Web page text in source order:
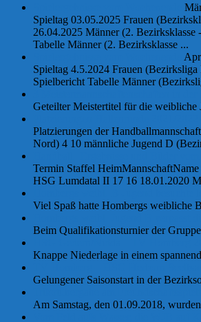
Spieltag 03.05.2025 Frauen
26.04.2025 Männer (2.
Tabelle Männer (2. Bezirksklasse ...
Spieltag 4.5.2024 Frauen
Spielbericht Tabelle Männer
Geteilter Meistertitel für die weibliche
Platzierungen der
Nord) 4 10 männliche Jugend D
Termin Staffel
HSG Lumdatal II 17 16 18.01.2020
Viel Spaß hatte Hombergs weibliche
Beim Qualifikationsturnier der
Knappe Niederlage in einem
Gelungener Saisonstart in der
Am Samstag, den 01.09.2018,